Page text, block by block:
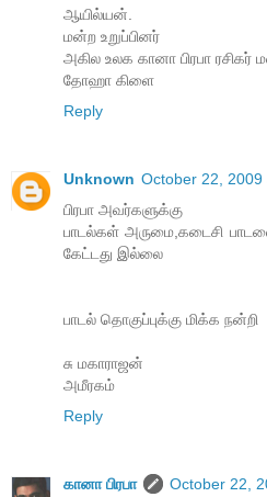
ஆயில்யன்.
மன்ற உறுப்பினர்
அகில உலக கானா பிரபா ரசிகர்
தோஹா கிளை
Reply
Unknown October 22, 2009
பிரபா அவர்களுக்கு
பாடல்கள் அருமை,கடைசி
கேட்டது இல்லை
பாடல் தொகுப்புக்கு மிக்க நன்றி
சு மகாராஜன்
அமீரகம்
Reply
கானா பிரபா
October 22,